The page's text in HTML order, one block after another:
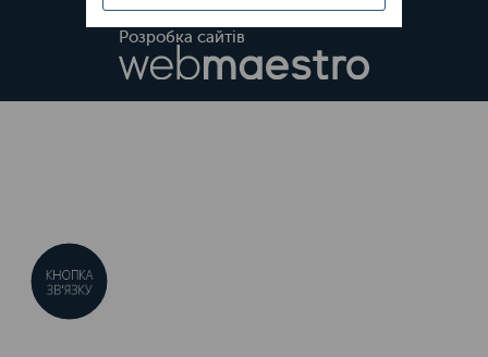
Розробка сайтів
КНОПКА
ЗВ'ЯЗКУ